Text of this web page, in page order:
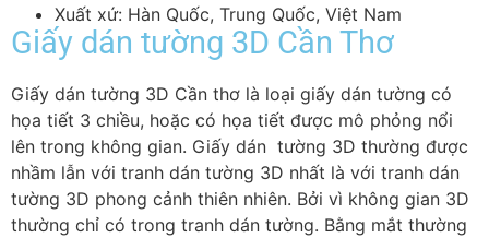
Xuất xứ: Hàn Quốc, Trung Quốc, Việt Nam
Giấy dán tường 3D Cần Thơ
Giấy dán tường 3D Cần thơ là loại giấy dán tường có
họa tiết 3 chiều, hoặc có họa tiết được mô phỏng nổi
lên trong không gian. Giấy dán tường 3D thường được
nhầm lẫn với tranh dán tường 3D nhất là với tranh dán
tường 3D phong cảnh thiên nhiên. Bởi vì không gian 3D
thường chỉ có trong tranh dán tường. Bằng mắt thường